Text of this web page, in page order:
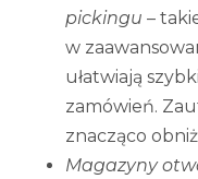
pickingu –
w
ułatwiają
zamówień.
znacząco
Magazyny